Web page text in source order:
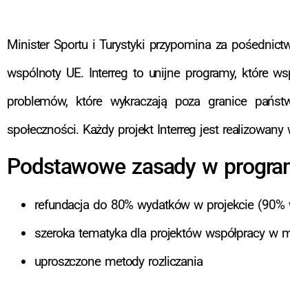
Minister Sportu i Turystyki przypomina za
wspólnoty UE. Interreg to unijne programy, które
problemów, które wykraczają poza granice
społeczności. Każdy projekt Interreg jest
Podstawowe zasady w
refundacja do 80% wydatków w projekcie
szeroka tematyka dla projektów współpracy
uproszczone metody rozliczania